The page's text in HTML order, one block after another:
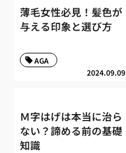
薄毛女性必見！髪色が
与える印象と選び方
2024.09.09
AGA
Ｍ字はげは本当に治ら
ない？諦める前の基礎
知識